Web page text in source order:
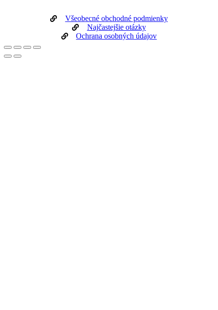
Všeobecné obchodné podmienky
Najčastejšie otázky
Ochrana osobných údajov